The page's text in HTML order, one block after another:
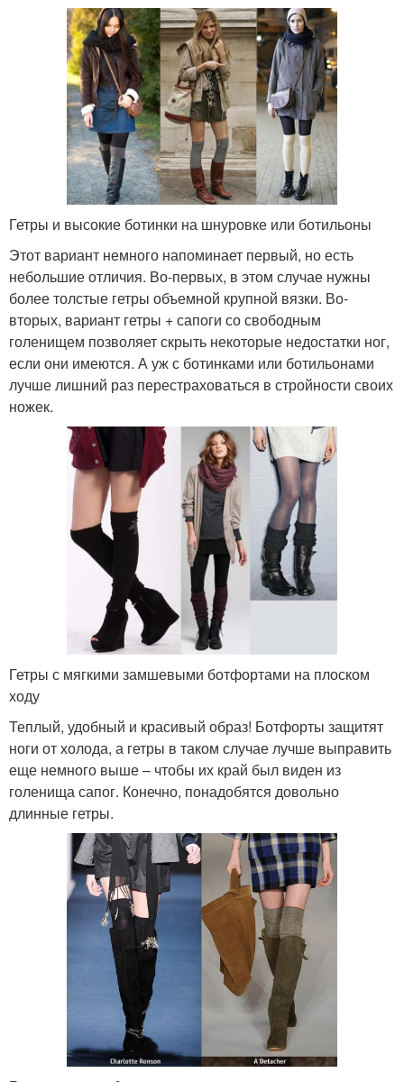
Гетры и высокие ботинки на шнуровке или ботильоны
Этот вариант немного напоминает первый, но есть
небольшие отличия. Во-первых, в этом случае нужны
более толстые гетры объемной крупной вязки. Во-
вторых, вариант гетры + сапоги со свободным
голенищем позволяет скрыть некоторые недостатки ног,
если они имеются. А уж с ботинками или ботильонами
лучше лишний раз перестраховаться в стройности своих
ножек.
Гетры с мягкими замшевыми ботфортами на плоском
ходу
Теплый, удобный и красивый образ! Ботфорты защитят
ноги от холода, а гетры в таком случае лучше выправить
еще немного выше – чтобы их край был виден из
голенища сапог. Конечно, понадобятся довольно
длинные гетры.